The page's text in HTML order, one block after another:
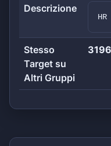
Descrizione
Stesso
Target su
Altri Gruppi